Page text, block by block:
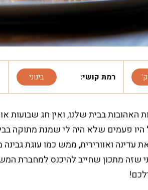
רמת קושי: בינוני
האהובות בבית שלנו, ואין חג
היו פעמים שלא היה לי שמנת מתוקה
עדינה ואוורירית, ממש כמו עוגת
שזה מתכון שחייב להיכנס למחברת